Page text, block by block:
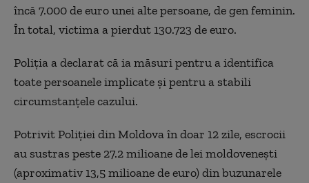
încă 7.000 de euro unei alte persoane, de gen feminin.
În total, victima a pierdut 130.723 de euro.
Poliția a declarat că ia măsuri pentru a identifica
toate persoanele implicate și pentru a stabili
circumstanțele cazului.
Potrivit Poliției din Moldova în doar 12 zile, escrocii
au sustras peste 27.2 milioane de lei moldovenești
(aproximativ 13,5 milioane de euro) din buzunarele